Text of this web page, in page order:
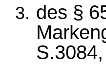
des §